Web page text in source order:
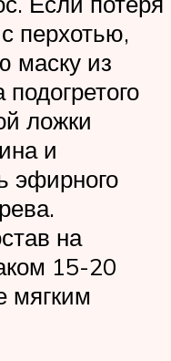
перхотью,
маску из
ложки
и
эфирного
на
15-20
мягким